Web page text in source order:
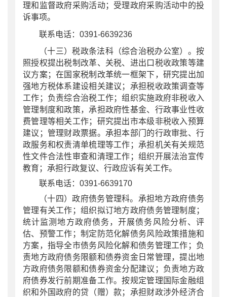
理和监督政府采购活动；受理政府采购活动中的投
诉事项。
联系电话：0391-6639236
（十三）税政条法科（综合治税办公室）。按
照授权提出税制改革、关税、进出口税收政策等建
议方案；在国家税制改革统一框架下，研究提出加
强地方税体系建设相关建议；承担税收政策调查等
工作；负责综合治税工作；组织实施政府非税收入
管理制度和政策，承担政府性基金、行政事业性收
费管理等相关工作；研究提出市本级非税收入预算
建议；管理财政票据。承担本部门的行政审批、行
政服务和权责清单梳理等工作；承担机关有关规范
性文件合法性审查和清理工作；组织开展法治宣传
教育；承担行政复议、行政应诉有关工作。
联系电话：0391-6639170
（十四）政府债务管理科。承担地方政府债务
管理有关工作；组织拟订地方政府债务管理制度；
统计监测地方政府债务，开展债务风险分析、评
估、预警工作；制定防范化解债务风险政策措施和
方案，指导全市债务风险化解和债务管理工作；负
责地方政府债务限额和债券资金日常管理，提出地
方政府债务限额和债券资金分配建议；负责地方政
府债券发行前期准备工作。按规定管理国际金融组
织和外国政府的贷（赠）款；承担财政涉外经济合